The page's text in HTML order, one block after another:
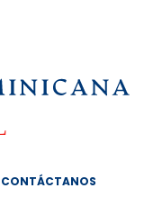
CONTÁCTANOS